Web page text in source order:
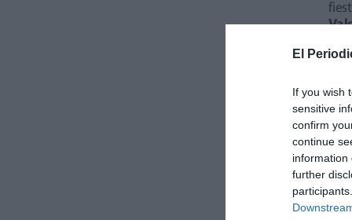
El
If you wish
sensitive
confirm
continue
information
further